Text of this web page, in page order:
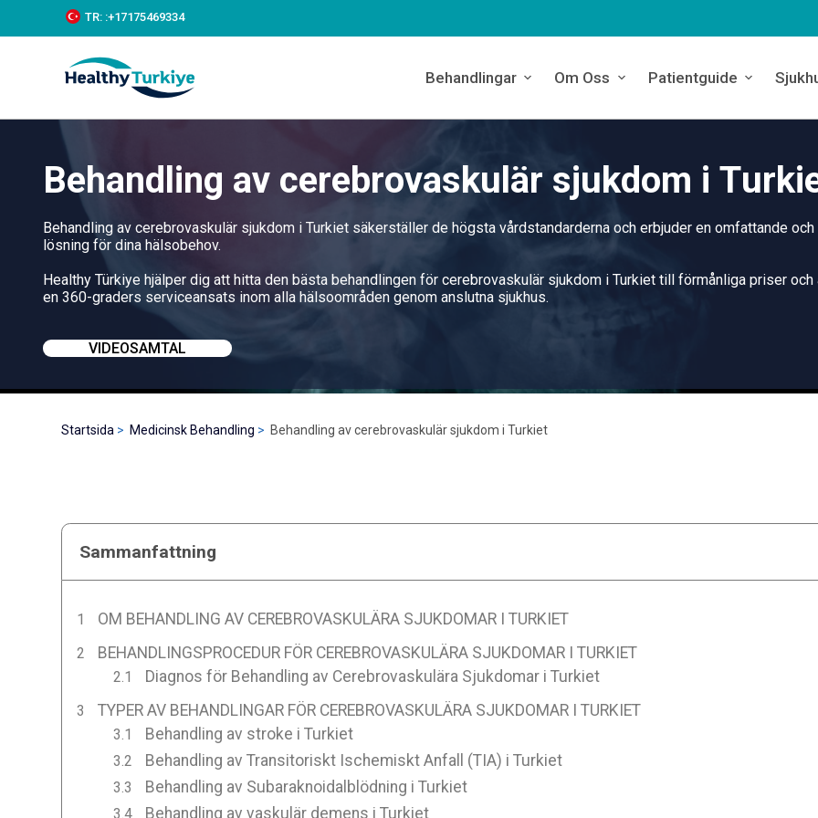
k
c
TR: :+‪17175469334‬
Behandlingar Om Oss Patientguide
Behandling av cerebrovaskulär sjukdom i
Behandling av cerebrovaskulär sjukdom i Turkiet säkerställer de högsta vårdstandarderna och erbjuder en omfattande
lösning för dina hälsobehov.
Healthy Türkiye hjälper dig att hitta den bästa behandlingen för cerebrovaskulär sjukdom i Turkiet till förmånliga priser och
en 360-graders serviceansats inom alla hälsoområden genom anslutna sjukhus.
VIDEOSAMTAL
Startsida Medicinsk Behandling Behandling av cerebrovaskulär sjukdom i Turkiet
Sammanfattning
OM BEHANDLING AV CEREBROVASKULÄRA SJUKDOMAR I TURKIET
BEHANDLINGSPROCEDUR FÖR CEREBROVASKULÄRA SJUKDOMAR I TURKIET
Diagnos för Behandling av Cerebrovaskulära Sjukdomar i Turkiet
TYPER AV BEHANDLINGAR FÖR CEREBROVASKULÄRA SJUKDOMAR I TURKIET
Behandling av stroke i Turkiet
Behandling av Transitoriskt Ischemiskt Anfall (TIA) i Turkiet
Behandling av Subaraknoidalblödning i Turkiet
Behandling av vaskulär demens i Turkiet